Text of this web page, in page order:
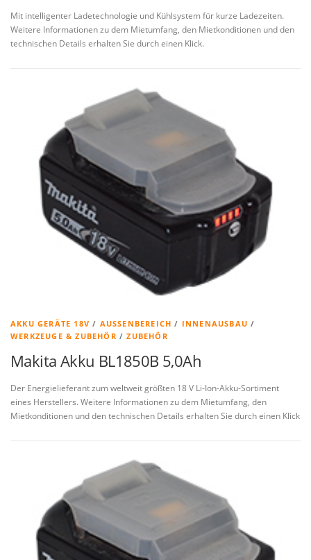
Mit intelligenter Ladetechnologie und Kühlsystem für kurze Ladezeiten.
Weitere Informationen zu dem Mietumfang, den Mietkonditionen und den
technischen Details erhalten Sie durch einen Klick.
AKKU GERÄTE 18V / AUSSENBEREICH / INNENAUSBAU /
WERKZEUGE & ZUBEHÖR /ZUBEHÖR
Makita Akku BL1850B 5,0Ah
Der Energielieferant zum weltweit größten 18 V Li-Ion-Akku-Sortiment
eines Herstellers. Weitere Informationen zu dem Mietumfang, den
Mietkonditionen und den technischen Details erhalten Sie durch einen Klick